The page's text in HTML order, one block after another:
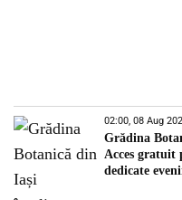
02:00, 08 Aug
Grădina
Acces gratuit
dedicate